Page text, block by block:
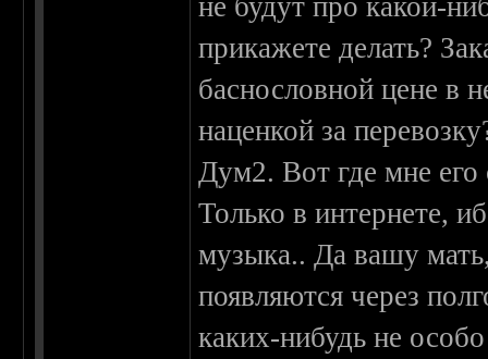
не будут про какой-
прикажете делать?
баснословной цене в
наценкой за
Дум2. Вот где мне его
Только в интернете,
музыка.. Да вашу
появляются через
каких-нибудь не